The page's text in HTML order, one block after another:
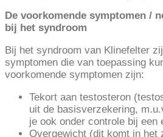
De voorkomende symptomen /
bij het syndroom
Bij het syndroom van Klinefelter
symptomen die van toepassing
voorkomende symptomen zijn:
Tekort aan testosteron
uit de basisverzekering,
je ook onder controle bij een
Overgewicht (dit komt in het